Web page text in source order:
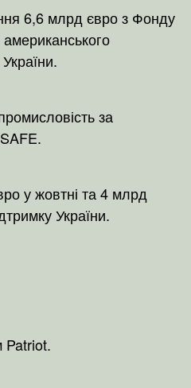
6,6 млрд євро з Фонду
за
у жовтні та 4 млрд
України.
Patriot.